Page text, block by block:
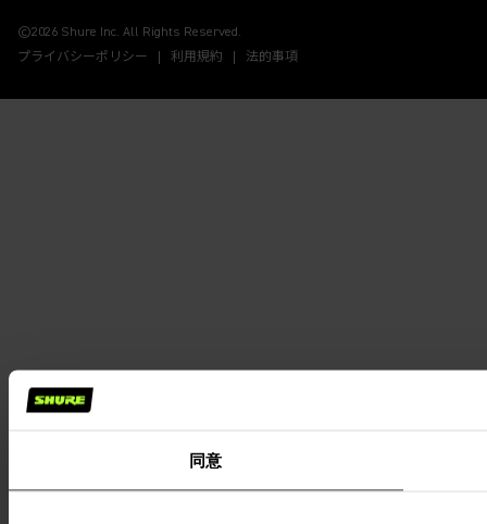
同意
©2026 Shure Inc. All Rights Reserved.
プライバシーポリシー
利用規約 法的事項